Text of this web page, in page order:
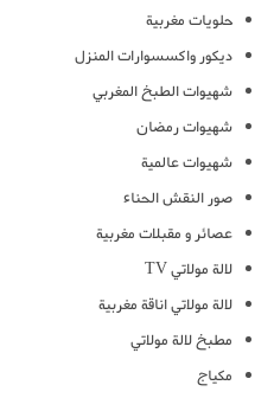
حلويات مغربية
ديكور واكسسوارات المنزل
شهيوات الطبخ المغربي
شهيوات رمضان
شهيوات عالمية
صور النقش الحناء
عصائر و مقبلات مغربية
لالة مولاتي TV
لالة مولاتي اناقة مغربية
مطبخ لالة مولاتي
مكياج